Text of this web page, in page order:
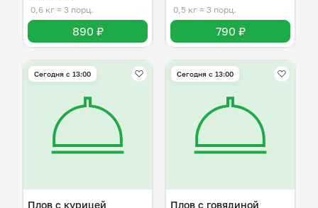
0,6 кг ≈ 3 порц.
890 ₽
0,5 кг ≈ 3 порц.
790 ₽
Сегодня с 13:00
Плов с курицей
Сегодня с 13:00
Плов с говядиной